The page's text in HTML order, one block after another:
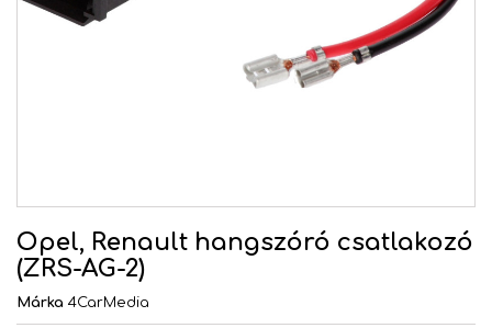
Opel, Renault hangszóró csatlakozó
(ZRS-AG-2)
Márka 4CarMedia